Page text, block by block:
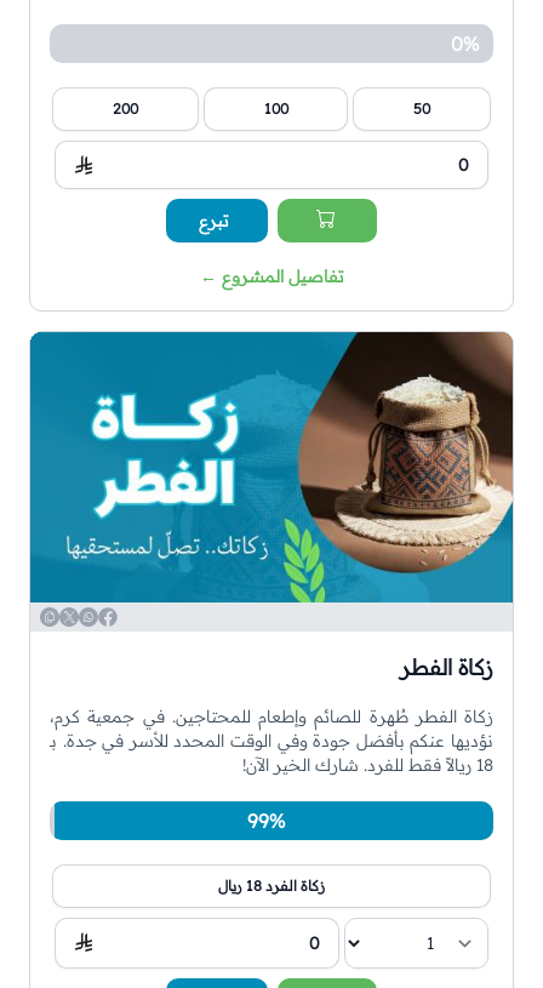
0%
50
100
200
تبرع
تفاصيل المشروع ←
Facebook
WhatsApp
Twitter
Copy
زكاة الفطر
زكاة الفطر طُهرة للصائم وإطعام للمحتاجين. في جمعية كرم،
نؤديها عنكم بأفضل جودة وفي الوقت المحدد للأسر في جدة. بـ
18 ريالاً فقط للفرد. شارك الخير الآن!
99%
زكاة الفرد 18 ريال